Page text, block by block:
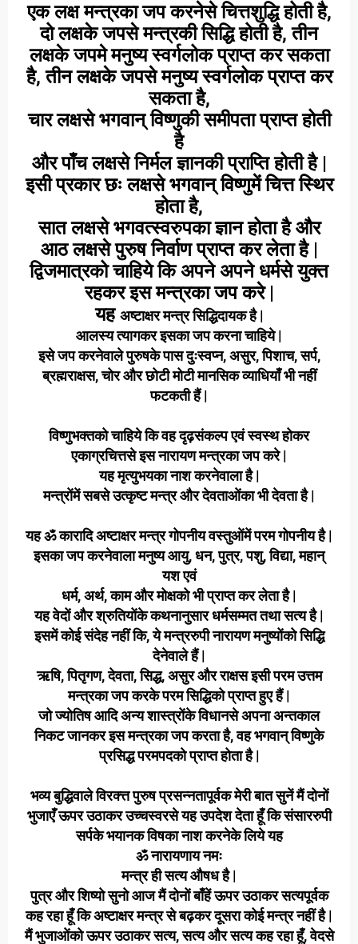
एक लक्ष मन्त्रका जप करनेसे चित्तशुद्धि होती है,
दो लक्षके जपसे मन्त्रकी सिद्धि होती है, तीन
लक्षके जपमे मनुष्य स्वर्गलोक प्राप्त कर सकता
है, तीन लक्षके जपसे मनुष्य स्वर्गलोक प्राप्त कर
सकता है,
चार लक्षसे भगवान् विष्णुकी समीपता प्राप्त होती
है
और पाँच लक्षसे निर्मल ज्ञानकी प्राप्ति होती है |
इसी प्रकार छः लक्षसे भगवान् विष्णुमें चित्त स्थिर
होता है,
सात लक्षसे भगवत्स्वरुपका ज्ञान होता है और
आठ लक्षसे पुरुष निर्वाण प्राप्त कर लेता है |
द्विजमात्रको चाहिये कि अपने अपने धर्मसे युक्त
रहकर इस मन्त्रका जप करे |
यह अष्टाक्षर मन्त्र सिद्धिदायक है |
आलस्य त्यागकर इसका जप करना चाहिये |
इसे जप करनेवाले पुरुषके पास दुःस्वप्न, असुर, पिशाच, सर्प,
ब्रह्मराक्षस, चोर और छोटी मोटी मानसिक व्याधियाँ भी नहीं
फटकती हैं |
विष्णुभक्तको चाहिये कि वह दृढ़संकल्प एवं स्वस्थ होकर
एकाग्रचित्तसे इस नारायण मन्त्रका जप करे |
यह मृत्युभयका नाश करनेवाला है |
मन्त्रोंमें सबसे उत्कृष्ट मन्त्र और देवताओंका भी देवता है |
यह ॐ कारादि अष्टाक्षर मन्त्र गोपनीय वस्तुओंमें परम गोपनीय है |
इसका जप करनेवाला मनुष्य आयु, धन, पुत्र, पशु, विद्या, महान्
यश एवं
धर्म, अर्थ, काम और मोक्षको भी प्राप्त कर लेता है |
यह वेदों और श्रुतियोंके कथनानुसार धर्मसम्मत तथा सत्य है |
इसमें कोई संदेह नहीं कि, ये मन्त्ररुपी नारायण मनुष्योंको सिद्धि
देनेवाले हैं |
ऋषि, पितृगण, देवता, सिद्ध, असुर और राक्षस इसी परम उत्तम
मन्त्रका जप करके परम सिद्धिको प्राप्त हुए हैं |
जो ज्योतिष आदि अन्य शास्त्रोंके विधानसे अपना अन्तकाल
निकट जानकर इस मन्त्रका जप करता है, वह भगवान् विष्णुके
प्रसिद्ध परमपदको प्राप्त होता है |
भव्य बुद्धिवाले विरक्त्त पुरुष प्रसन्नतापूर्वक मेरी बात सुनें मैं दोनों
भुजाएँ ऊपर उठाकर उच्चस्वरसे यह उपदेश देता हूँ कि संसाररुपी
सर्पके भयानक विषका नाश करनेके लिये यह
ॐ नारायणाय नमः
मन्त्र ही सत्य औषध है |
पुत्र और शिष्यो सुनो आज मैं दोनों बाँहें ऊपर उठाकर सत्यपूर्वक
कह रहा हूँ किअष्टाक्षर मन्त्र से बढ़कर दूसरा कोई मन्त्र नहीं है |
मैं भुजाओंको ऊपर उठाकर सत्य, सत्य और सत्य कह रहा हूँ, वेदसे